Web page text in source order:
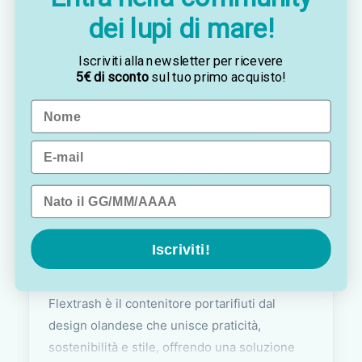
Customer assistance team
Sei indeciso? Vuoi un consiglio? Preferisci ordinare
Contattaci viaWhatsApp, saremo lieti di darti una
mano!
Flextrash è il contenitore portarifiuti dal
design olandese che unisce praticità,
sostenibilità e stile, offrendo una soluzione
dei lupi di mare!
Iscriviti alla newsletter per ricevere
5€ di scontosul tuo primo acquisto!
Name
Email
Data di nascita
Iscriviti!